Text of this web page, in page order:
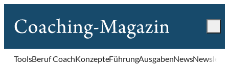
ToolsBeruf CoachKonzepteFührungAusgabenNews